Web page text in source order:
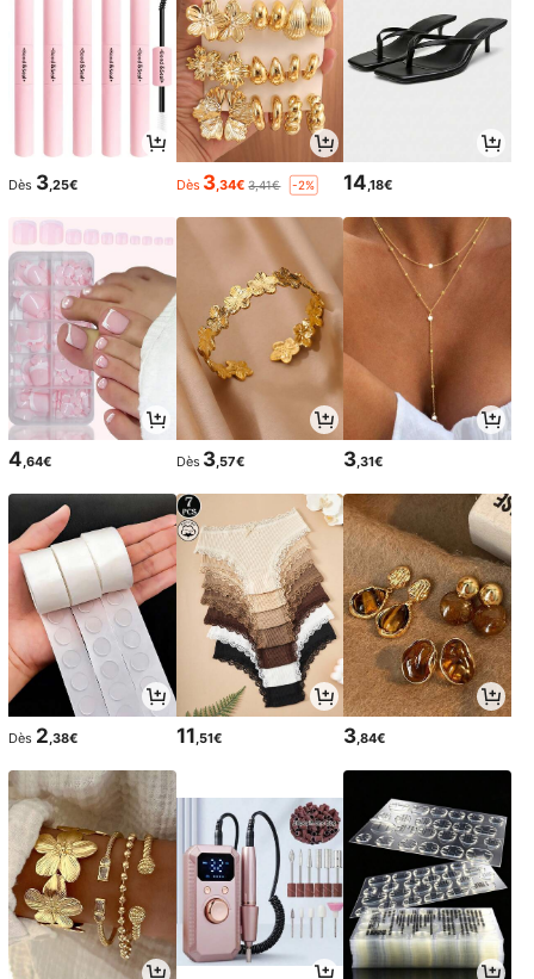
Dès 3,25€ Dès 3 ,34€ 3,41€ -2% 14 ,18€
4 ,64€ Dès 3 ,57€ 3 ,31€
Dès 2,38€ 11,51€ 3,84€